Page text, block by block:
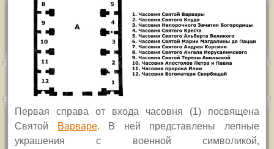
Первая справа от входа часовня (1) посвящена
Святой
Варваре. В ней представлены лепные
украшения с военной символикой,